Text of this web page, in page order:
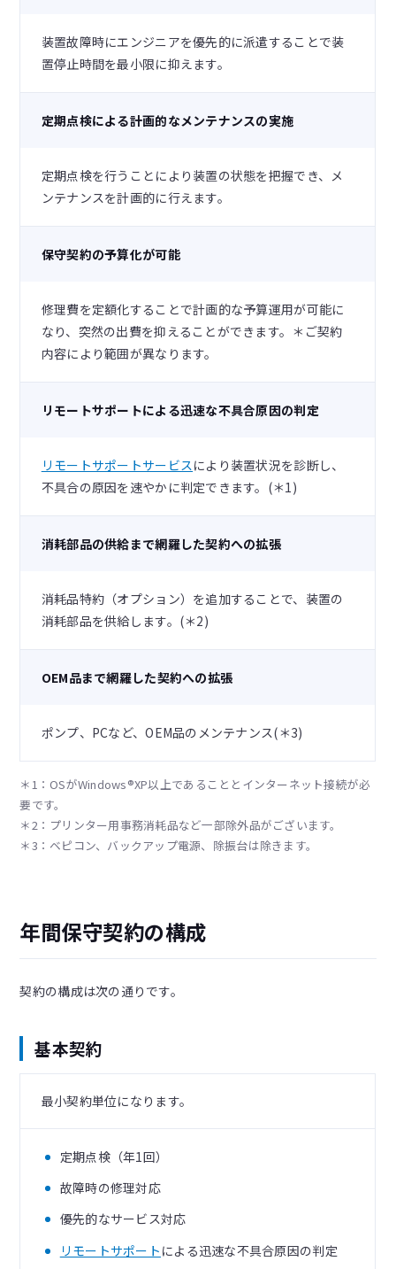
装置故障時にエンジニアを優先的に派遣することで装
置停止時間を最小限に抑えます。
定期点検による計画的なメンテナンスの実施
定期点検を行うことにより装置の状態を把握でき、メ
ンテナンスを計画的に行えます。
保守契約の予算化が可能
修理費を定額化することで計画的な予算運用が可能に
なり、突然の出費を抑えることができます。＊ご契約
内容により範囲が異なります。
リモートサポートによる迅速な不具合原因の判定
リモートサポートサービス により装置状況を診断し、
不具合の原因を速やかに判定できます。(＊1)
消耗部品の供給まで網羅した契約への拡張
消耗品特約（オプション）を追加することで、装置の
消耗部品を供給します。(＊2)
OEM品まで網羅した契約への拡張
ポンプ、PCなど、OEM品のメンテナンス(＊3)
＊1：OSがWindows®XP以上であることとインターネット接続が必
要です。
＊2：プリンター用事務消耗品など一部除外品がございます。
＊3：ベピコン、バックアップ電源、除振台は除きます。
年間保守契約の構成
契約の構成は次の通りです。
基本契約
最小契約単位になります。
定期点検（年1回）
故障時の修理対応
優先的なサービス対応
リモートサポート による迅速な不具合原因の判定